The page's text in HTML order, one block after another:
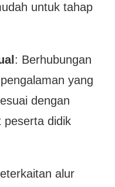
untuk tahap
: Berhubungan
yang
dengan
peserta didik
alur